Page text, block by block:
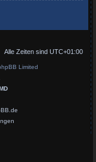
Alle Zeiten sind UTC+01:00
Limited